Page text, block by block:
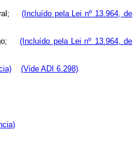
(Incluído pela Lei nº 13.964, de
(Incluído pela Lei nº 13.964, de
(Vide ADI 6.298)